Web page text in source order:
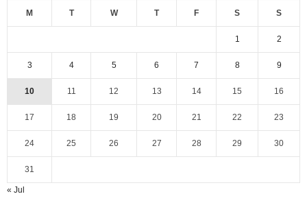
M T W T F S S
1 2
3 4 5 6 7 8 9
10 11 12 13 14 15 16
17 18 19 20 21 22 23
24 25 26 27 28 29 30
31
« Jul